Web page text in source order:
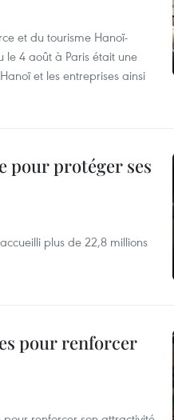
et du tourisme Hanoï-
le 4 août à Paris était une
et les entreprises ainsi
pour protéger ses
plus de 22,8 millions
pour renforcer